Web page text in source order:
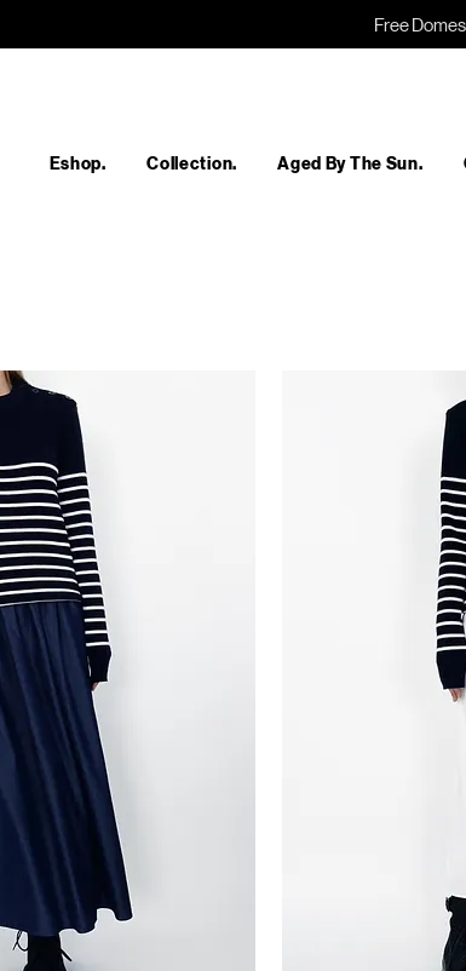
Free
Eshop. Collection. Aged By The Sun.